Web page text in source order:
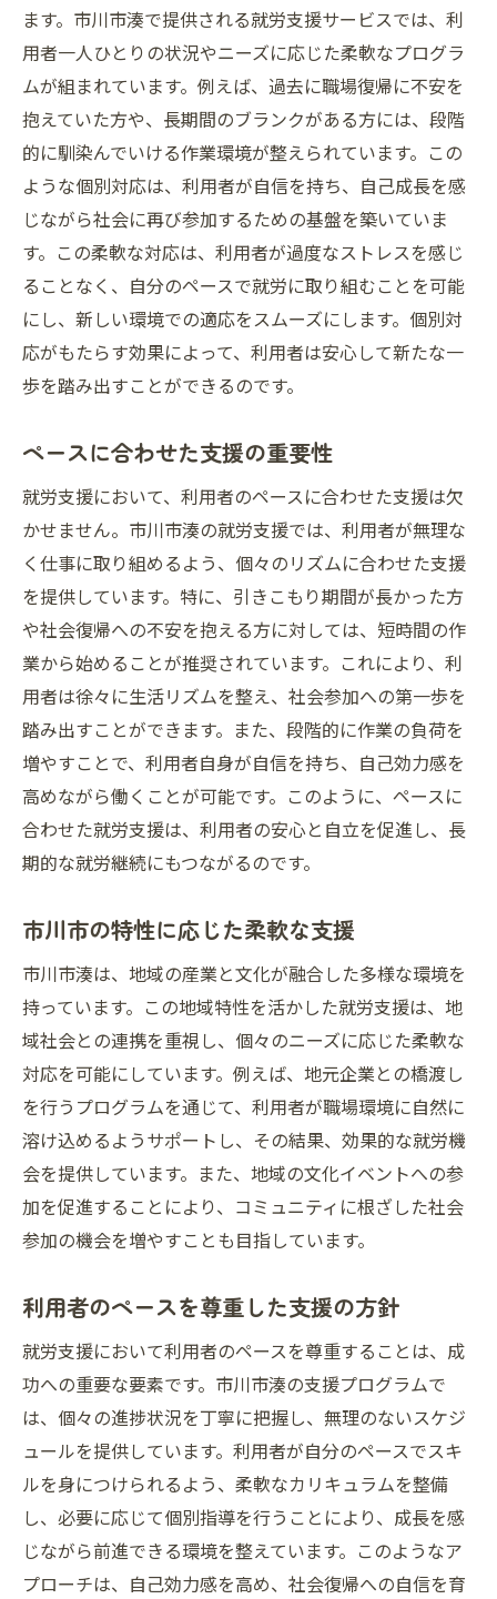
ます。市川市湊で提供される就労支援サービスでは、利
用者一人ひとりの状況やニーズに応じた柔軟なプログラ
ムが組まれています。例えば、過去に職場復帰に不安を
抱えていた方や、長期間のブランクがある方には、段階
的に馴染んでいける作業環境が整えられています。この
ような個別対応は、利用者が自信を持ち、自己成長を感
じながら社会に再び参加するための基盤を築いていま
す。この柔軟な対応は、利用者が過度なストレスを感じ
ることなく、自分のペースで就労に取り組むことを可能
にし、新しい環境での適応をスムーズにします。個別対
応がもたらす効果によって、利用者は安心して新たな一
歩を踏み出すことができるのです。
ペースに合わせた支援の重要性
就労支援において、利用者のペースに合わせた支援は欠
かせません。市川市湊の就労支援では、利用者が無理な
く仕事に取り組めるよう、個々のリズムに合わせた支援
を提供しています。特に、引きこもり期間が長かった方
や社会復帰への不安を抱える方に対しては、短時間の作
業から始めることが推奨されています。これにより、利
用者は徐々に生活リズムを整え、社会参加への第一歩を
踏み出すことができます。また、段階的に作業の負荷を
増やすことで、利用者自身が自信を持ち、自己効力感を
高めながら働くことが可能です。このように、ペースに
合わせた就労支援は、利用者の安心と自立を促進し、長
期的な就労継続にもつながるのです。
市川市の特性に応じた柔軟な支援
市川市湊は、地域の産業と文化が融合した多様な環境を
持っています。この地域特性を活かした就労支援は、地
域社会との連携を重視し、個々のニーズに応じた柔軟な
対応を可能にしています。例えば、地元企業との橋渡し
を行うプログラムを通じて、利用者が職場環境に自然に
溶け込めるようサポートし、その結果、効果的な就労機
会を提供しています。また、地域の文化イベントへの参
加を促進することにより、コミュニティに根ざした社会
参加の機会を増やすことも目指しています。
利用者のペースを尊重した支援の方針
就労支援において利用者のペースを尊重することは、成
功への重要な要素です。市川市湊の支援プログラムで
は、個々の進捗状況を丁寧に把握し、無理のないスケジ
ュールを提供しています。利用者が自分のペースでスキ
ルを身につけられるよう、柔軟なカリキュラムを整備
し、必要に応じて個別指導を行うことにより、成長を感
じながら前進できる環境を整えています。このようなア
プローチは、自己効力感を高め、社会復帰への自信を育